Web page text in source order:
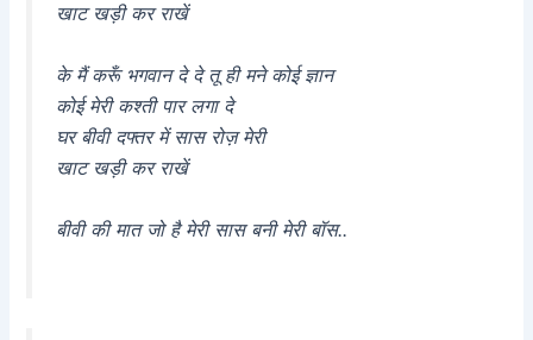
खाट खड़ी कर राखें
के मैं करूँ भगवान दे दे तू ही मने कोई ज्ञान
कोई मेरी कश्ती पार लगा दे
घर बीवी दफ्तर में सास रोज़ मेरी
खाट खड़ी कर राखें
बीवी की मात जो है मेरी सास बनी मेरी बॉस..